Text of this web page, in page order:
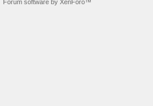
Forum software by XenForo™